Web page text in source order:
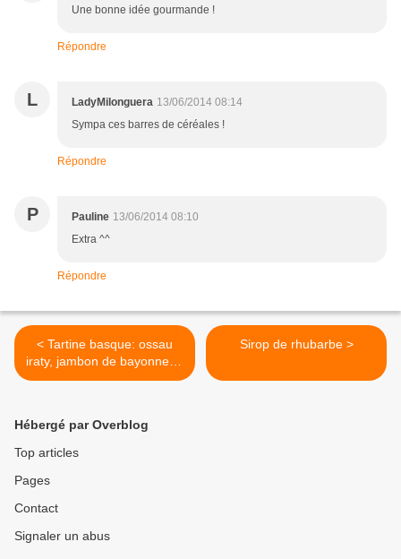
Une bonne idée gourmande !
Répondre
L LadyMilonguera 13/06/2014 08:14
Sympa ces barres de céréales !
Répondre
P Pauline 13/06/2014 08:10
Extra ^^
Répondre
< Tartine basque: ossau
iraty, jambon de bayonne et
cerises
Sirop de rhubarbe >
Hébergé par Overblog
Top articles
Pages
Contact
Signaler un abus